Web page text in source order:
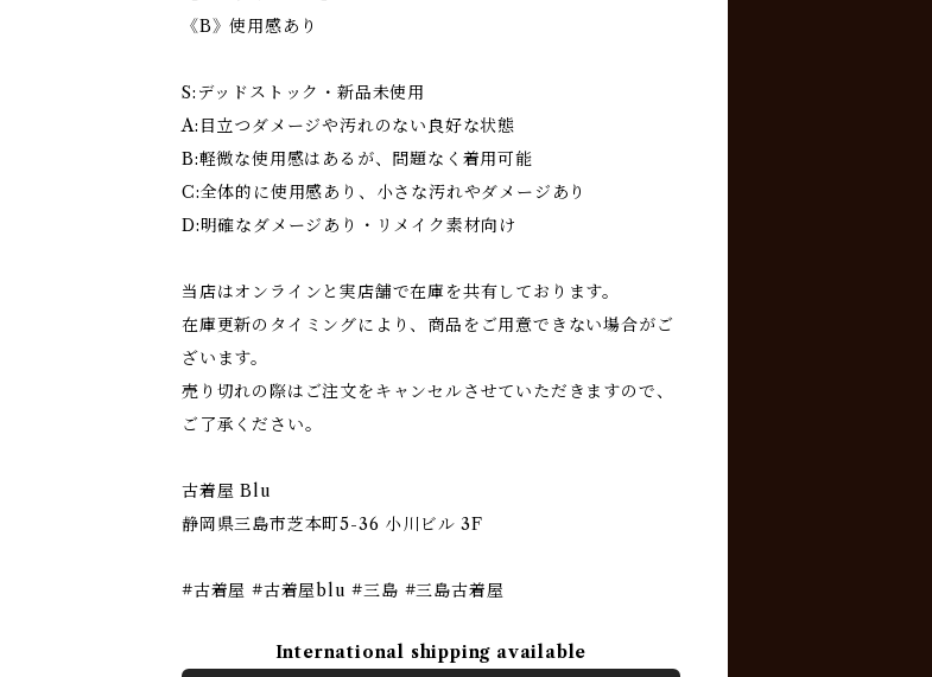
《B》使用感あり
S:デッドストック・新品未使用
A:目立つダメージや汚れのない良好な状態
B:軽微な使用感はあるが、問題なく着用可能
C:全体的に使用感あり、小さな汚れやダメージあり
D:明確なダメージあり・リメイク素材向け
当店はオンラインと実店舗で在庫を共有しております。
在庫更新のタイミングにより、商品をご用意できない場合がご
ざいます。
売り切れの際はご注文をキャンセルさせていただきますので、
ご了承ください。
古着屋 Blu
静岡県三島市芝本町5-36 小川ビル 3F
#古着屋 #古着屋blu #三島 #三島古着屋
International shipping available